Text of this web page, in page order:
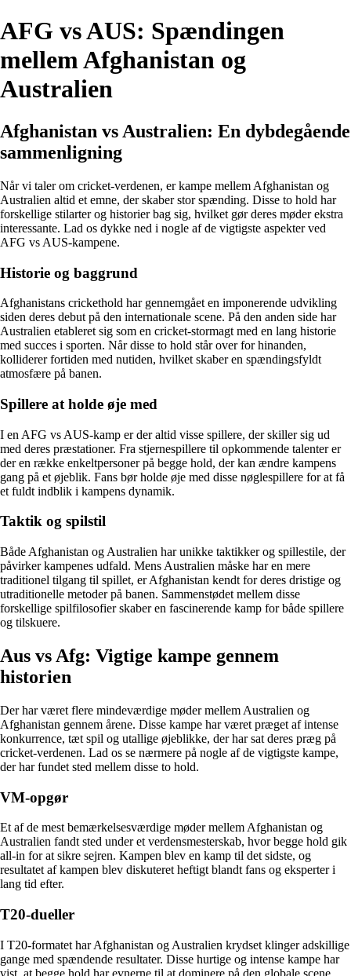
AFG vs AUS: Spændingen
mellem Afghanistan og
Australien
Afghanistan vs Australien: En dybdegående
sammenligning
Når vi taler om cricket-verdenen, er kampe mellem Afghanistan og
Australien altid et emne, der skaber stor spænding. Disse to hold har
forskellige stilarter og historier bag sig, hvilket gør deres møder ekstra
interessante. Lad os dykke ned i nogle af de vigtigste aspekter ved
AFG vs AUS-kampene.
Historie og baggrund
Afghanistans crickethold har gennemgået en imponerende udvikling
siden deres debut på den internationale scene. På den anden side har
Australien etableret sig som en cricket-stormagt med en lang historie
med succes i sporten. Når disse to hold står over for hinanden,
kolliderer fortiden med nutiden, hvilket skaber en spændingsfyldt
atmosfære på banen.
Spillere at holde øje med
I en AFG vs AUS-kamp er der altid visse spillere, der skiller sig ud
med deres præstationer. Fra stjernespillere til opkommende talenter er
der en række enkeltpersoner på begge hold, der kan ændre kampens
gang på et øjeblik. Fans bør holde øje med disse nøglespillere for at få
et fuldt indblik i kampens dynamik.
Taktik og spilstil
Både Afghanistan og Australien har unikke taktikker og spillestile, der
påvirker kampenes udfald. Mens Australien måske har en mere
traditionel tilgang til spillet, er Afghanistan kendt for deres dristige og
utraditionelle metoder på banen. Sammenstødet mellem disse
forskellige spilfilosofier skaber en fascinerende kamp for både spillere
og tilskuere.
Aus vs Afg: Vigtige kampe gennem
historien
Der har været flere mindeværdige møder mellem Australien og
Afghanistan gennem årene. Disse kampe har været præget af intense
konkurrence, tæt spil og utallige øjeblikke, der har sat deres præg på
cricket-verdenen. Lad os se nærmere på nogle af de vigtigste kampe,
der har fundet sted mellem disse to hold.
VM-opgør
Et af de mest bemærkelsesværdige møder mellem Afghanistan og
Australien fandt sted under et verdensmesterskab, hvor begge hold gik
all-in for at sikre sejren. Kampen blev en kamp til det sidste, og
resultatet af kampen blev diskuteret heftigt blandt fans og eksperter i
lang tid efter.
T20-dueller
I T20-formatet har Afghanistan og Australien krydset klinger adskillige
gange med spændende resultater. Disse hurtige og intense kampe har
vist, at begge hold har evnerne til at dominere på den globale scene,